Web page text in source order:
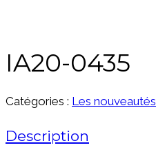
IA20-0435
Catégories : Les nouveautés
Description